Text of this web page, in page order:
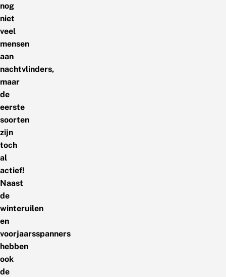
nog
niet
veel
mensen
aan
nachtvlinders,
maar
de
eerste
soorten
zijn
toch
al
actief!
Naast
de
winteruilen
en
voorjaarsspanners
hebben
ook
de